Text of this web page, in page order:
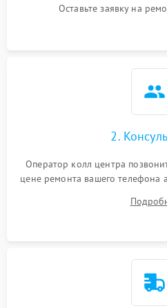
Оставьте заявку на
2.
Оператор колл центра
цене ремонта вашего телефона